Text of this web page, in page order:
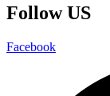
Follow US
Facebook